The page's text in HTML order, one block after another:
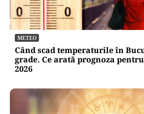
LIFESTYLE
Reguli noi la vamă: Câte țigări
poți aduce din Bulgaria cu sacoșa